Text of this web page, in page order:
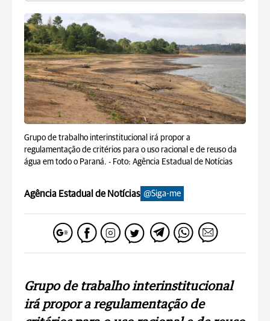
Grupo de trabalho interinstitucional irá propor a
regulamentação de critérios para o uso racional e de reuso da
água em todo o Paraná. - Foto: Agência Estadual de Notícias
Agência Estadual de Notícias @Siga-me
Grupo de trabalho interinstitucional
irá propor a regulamentação de